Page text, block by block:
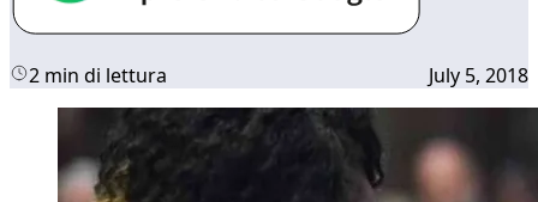
2 min di lettura July 5, 2018